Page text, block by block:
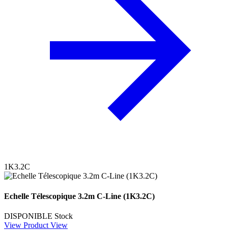
1K3.2C
Echelle Télescopique 3.2m C-Line (1K3.2C)
DISPONIBLE Stock
View Product View